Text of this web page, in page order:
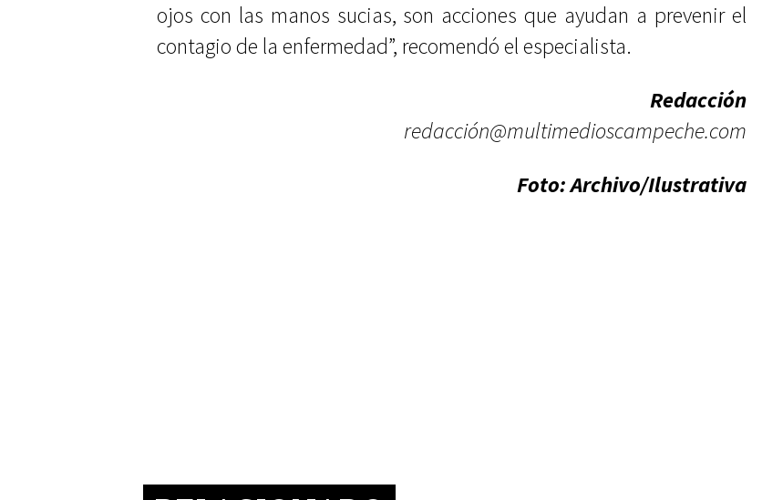
ojos con las manos sucias, son acciones que ayudan a prevenir el
contagio de la enfermedad”, recomendó el especialista.
Redacción
redacción@multimedioscampeche.com
Foto: Archivo/Ilustrativa